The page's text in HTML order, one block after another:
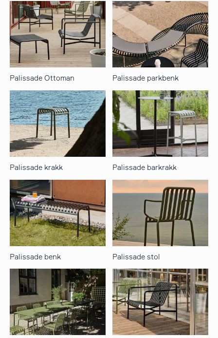
Palissade Ottoman Palissade parkbenk
Palissade krakk Palissade barkrakk
Palissade benk Palissade stol